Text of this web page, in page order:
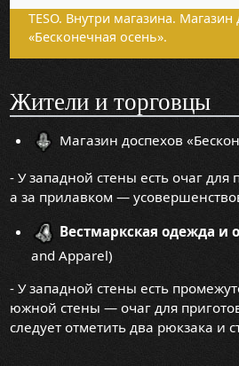
TESO. Внутри магазина. Магазин
«Бесконечная осень».
Жители и торговцы
Магазин доспехов
- У западной стены есть очаг
а за прилавком —
Вестмаркская одежда и
and Apparel)
- У западной стены есть
южной стены — очаг для
следует отметить два рюкзака и